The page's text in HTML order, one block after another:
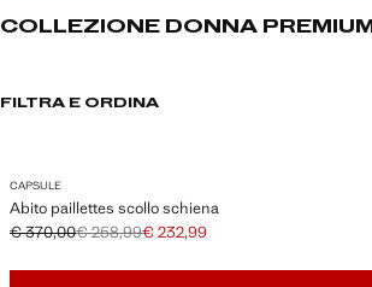
COLLEZIONE DONNA PREMIUM
FILTRA E ORDINA
CAPSULE
Abito paillettes scollo schiena
Prezzo iniziale depennato [€ 370,00 ]
€ 370,00
Secondo prezzo depennato [€ 258,99 ]
€ 258,99
Prezzo attuale [€ 232,99 ]
€ 232,99